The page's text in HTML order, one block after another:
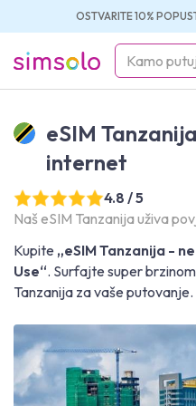
OSTVARITE 10%
simsolo
eSIM
internet
4.8 / 5
Naš eSIM Tanzanija uživa
Kupite „eSIM Tanzanija -
Use“. Surfajte super
Tanzanija za vaše